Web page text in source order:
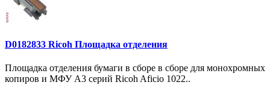
D0182833 Ricoh Площадка отделения
Площадка отделения бумаги в сборе в сборе для монохромных
копиров и МФУ A3 серий Ricoh Aficio 1022..